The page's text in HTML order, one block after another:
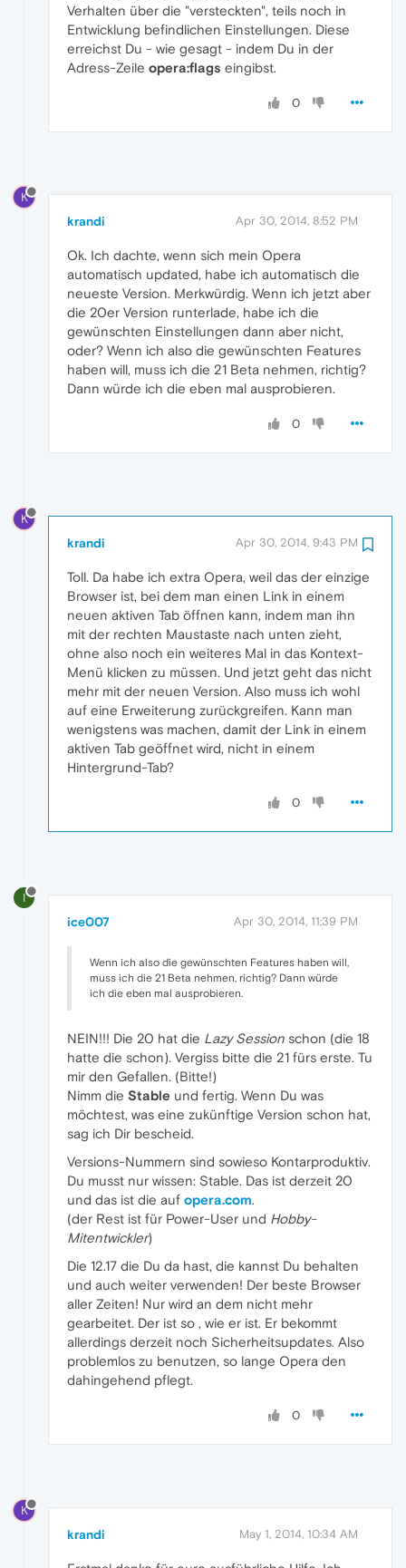
Verhalten über die "versteckten", teils noch in
Entwicklung befindlichen Einstellungen. Diese
erreichst Du - wie gesagt - indem Du in der
Adress-Zeile opera:flags eingibst.
0
K
krandi Apr 30, 2014, 8:52 PM
Ok. Ich dachte, wenn sich mein Opera
automatisch updated, habe ich automatisch die
neueste Version. Merkwürdig. Wenn ich jetzt aber
die 20er Version runterlade, habe ich die
gewünschten Einstellungen dann aber nicht,
oder? Wenn ich also die gewünschten Features
haben will, muss ich die 21 Beta nehmen, richtig?
Dann würde ich die eben mal ausprobieren.
0
K
krandi Apr 30, 2014, 9:43 PM
Toll. Da habe ich extra Opera, weil das der einzige
Browser ist, bei dem man einen Link in einem
neuen aktiven Tab öffnen kann, indem man ihn
mit der rechten Maustaste nach unten zieht,
ohne also noch ein weiteres Mal in das Kontext-
Menü klicken zu müssen. Und jetzt geht das nicht
mehr mit der neuen Version. Also muss ich wohl
auf eine Erweiterung zurückgreifen. Kann man
wenigstens was machen, damit der Link in einem
aktiven Tab geöffnet wird, nicht in einem
Hintergrund-Tab?
0
I
ice007 Apr 30, 2014, 11:39 PM
Wenn ich also die gewünschten Features haben will,
muss ich die 21 Beta nehmen, richtig? Dann würde
ich die eben mal ausprobieren.
NEIN!!! Die 20 hat die Lazy Session schon (die 18
hatte die schon). Vergiss bitte die 21 fürs erste. Tu
mir den Gefallen. (Bitte!)
Nimm die Stable und fertig. Wenn Du was
möchtest, was eine zukünftige Version schon hat,
sag ich Dir bescheid.
Versions-Nummern sind sowieso Kontarproduktiv.
Du musst nur wissen: Stable. Das ist derzeit 20
und das ist die auf opera.com.
(der Rest ist für Power-User und Hobby-
Mitentwickler)
Die 12.17 die Du da hast, die kannst Du behalten
und auch weiter verwenden! Der beste Browser
aller Zeiten! Nur wird an dem nicht mehr
gearbeitet. Der ist so , wie er ist. Er bekommt
allerdings derzeit noch Sicherheitsupdates. Also
problemlos zu benutzen, so lange Opera den
dahingehend pflegt.
0
K
krandi May 1, 2014, 10:34 AM